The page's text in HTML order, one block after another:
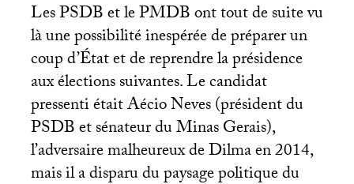
LesPSDBet lePMDBont tout de suite vu
là une possibilité inespérée de préparer un
coup d’État et de reprendre la présidence
aux élections suivantes. Le candidat
pressenti était Aécio Neves (président du
PSDBet sénateur du Minas Gerais),
l’adversaire malheureux de Dilma en 2014,
mais il a disparu du paysage politique du